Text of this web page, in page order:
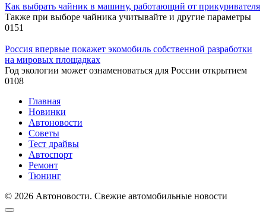
Как выбрать чайник в машину, работающий от прикуривателя
Также при выборе чайника учитывайте и другие параметры
0151
Россия впервые покажет экомобиль собственной разработки
на мировых площадках
Год экологии может ознаменоваться для России открытием
0108
Главная
Новинки
Автоновости
Советы
Тест драйвы
Автоспорт
Ремонт
Тюнинг
© 2026 Автоновости. Свежие автомобильные новости